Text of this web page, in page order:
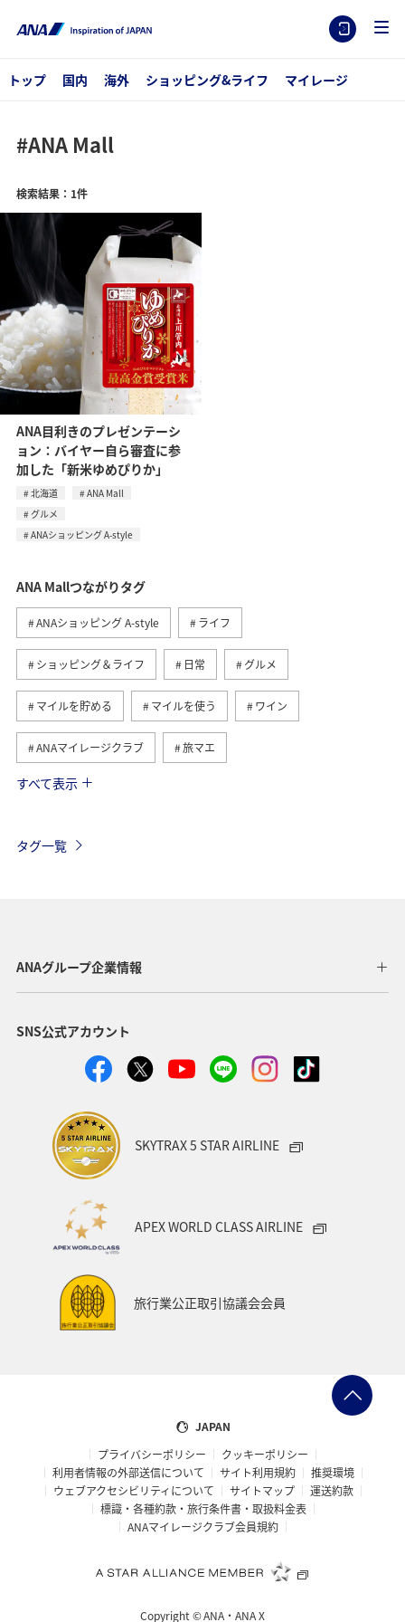
トップ 国内 海外 ショッピング&ライフ マイレージ
#ANA Mall
検索結果：1件
ANA目利きのプレゼンテーシ
ョン：バイヤー自ら審査に参
加した「新米ゆめぴりか」
北海道
ANA Mall
グルメ
ANAショッピング A-style
ANA Mallつながりタグ
ANAショッピング A-style ライフ
ショッピング＆ライフ 日常 グルメ
マイルを貯める マイルを使う ワイン
ANAマイレージクラブ 旅マエ
A-style秋特集
ANAのオンラインショップ イタリア 記念日
宮城県 北海道
東北地方
ANAの取り組み（サステナブル、社会貢献）
編集長のおすすめ
すべて表示
タグ一覧
ANAグループ企業情報
SNS公式アカウント
SKYTRAX 5 STAR AIRLINE
APEX WORLD CLASS AIRLINE
旅行業公正取引協議会会員
JAPAN
プライバシーポリシー
クッキーポリシー
利用者情報の外部送信について
サイト利用規約
推奨環境
ウェブアクセシビリティについて
サイトマップ
運送約款
標識・各種約款・旅行条件書・取扱料金表
ANAマイレージクラブ会員規約
Copyright ©ANA・ANA X